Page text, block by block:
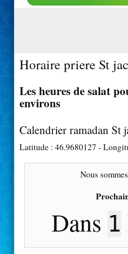
Horaire priere St
Les heures de salat
environs
Calendrier ramadan St
Latitude : 46.9680127 -
Nous
Dans 1